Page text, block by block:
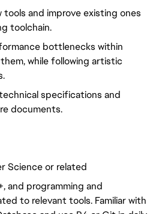
tools and improve existing ones
toolchain.
bottlenecks within
while following artistic
specifications and
documents.
Science or related
and programming and
to relevant tools. Familiar with